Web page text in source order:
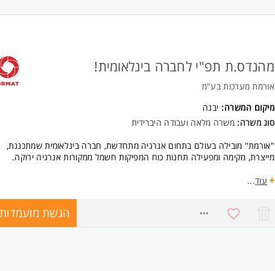
מהנדס.ת תפ"י לחברה בינלאומית!
אורמת מערכות בע"מ
מיקום המשרה: יבנה
סוג משרה: משרה מלאה ועבודה היברידית
"אורמת" מובילה בעולם בתחום אנרגיה מתחדשת, חברה בינלאומית שמתכננת,
מייצרת, מקימה ומפעילה תחנות כוח המפיקות חשמל ממקורות אנרגיה ירוקה.
במסגרת התפקיד אחריות על אספקת מוצרים בהתאם לדרישות הלקוח, ניהול
מעקב ובקרה אחר התכנסות החומר וזרימתו לייצור, זיהוי וטיפול בחוסרים, הצפת
פערים וסיכונים בייצור, מעקב אחר פק"עות והתקדמות הייצור- תכנון מול ביצוע,
עוד...
הגשת מועמדות